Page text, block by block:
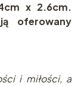
x 2.6cm.
oferowany
i miłości, a